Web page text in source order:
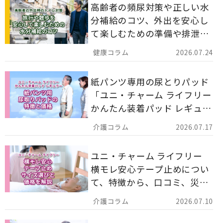
2026.07.24
高齢者の頻尿対策や正しい水
分補給のコツ、外出を安心し
て楽しむための準備や排泄ケ
ア用品の選び方を解説しま
す。
2026.07.17
紙パンツ専用の尿とりパッド
「ユニ・チャーム ライフリー
かんたん装着パッド レギュラ
ー 計162枚」について解説し
ます。
2026.07.10
ユニ・チャーム ライフリー
横モレ安心テープ止めについ
て、特徴から、口コミ、災害
備蓄としての活用法まで分か
りやすく解説します。